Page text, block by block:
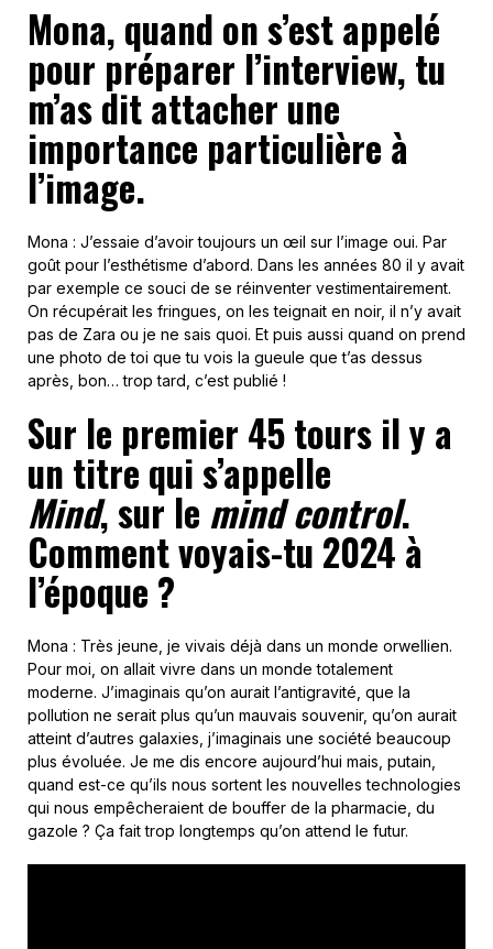
Mona, quand on s’est appelé
pour préparer l’interview, tu
m’as dit attacher une
importance particulière à
l’image.
Mona : J’essaie d’avoir toujours un œil sur l’image oui. Par
goût pour l’esthétisme d’abord. Dans les années 80 il y avait
par exemple ce souci de se réinventer vestimentairement.
On récupérait les fringues, on les teignait en noir, il n’y avait
pas de Zara ou je ne sais quoi. Et puis aussi quand on prend
une photo de toi que tu vois la gueule que t’as dessus
après, bon… trop tard, c’est publié !
Sur le premier 45 tours il y a
un titre qui s’appelle
Mind,sur le mind control.
Comment voyais-tu 2024 à
l’époque ?
Mona : Très jeune, je vivais déjà dans un monde orwellien.
Pour moi, on allait vivre dans un monde totalement
moderne. J’imaginais qu’on aurait l’antigravité, que la
pollution ne serait plus qu’un mauvais souvenir, qu’on aurait
atteint d’autres galaxies, j’imaginais une société beaucoup
plus évoluée. Je me dis encore aujourd’hui mais, putain,
quand est-ce qu’ils nous sortent les nouvelles technologies
qui nous empêcheraient de bouffer de la pharmacie, du
gazole ? Ça fait trop longtemps qu’on attend le futur.